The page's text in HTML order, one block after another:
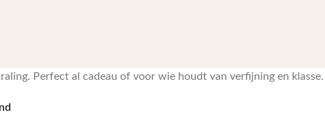
Perfect al cadeau of voor wie houdt van verfijning en klasse.